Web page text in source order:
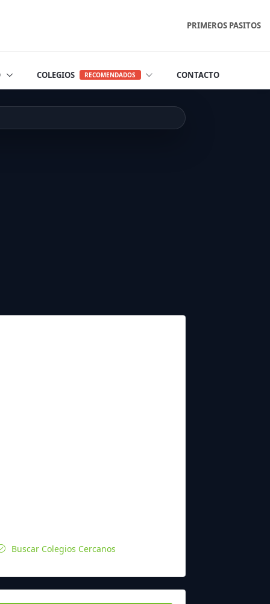
PRIMEROS PASITOS
COLEGIOS RECOMENDADOS CONTACTO
Buscar Colegios Cercanos